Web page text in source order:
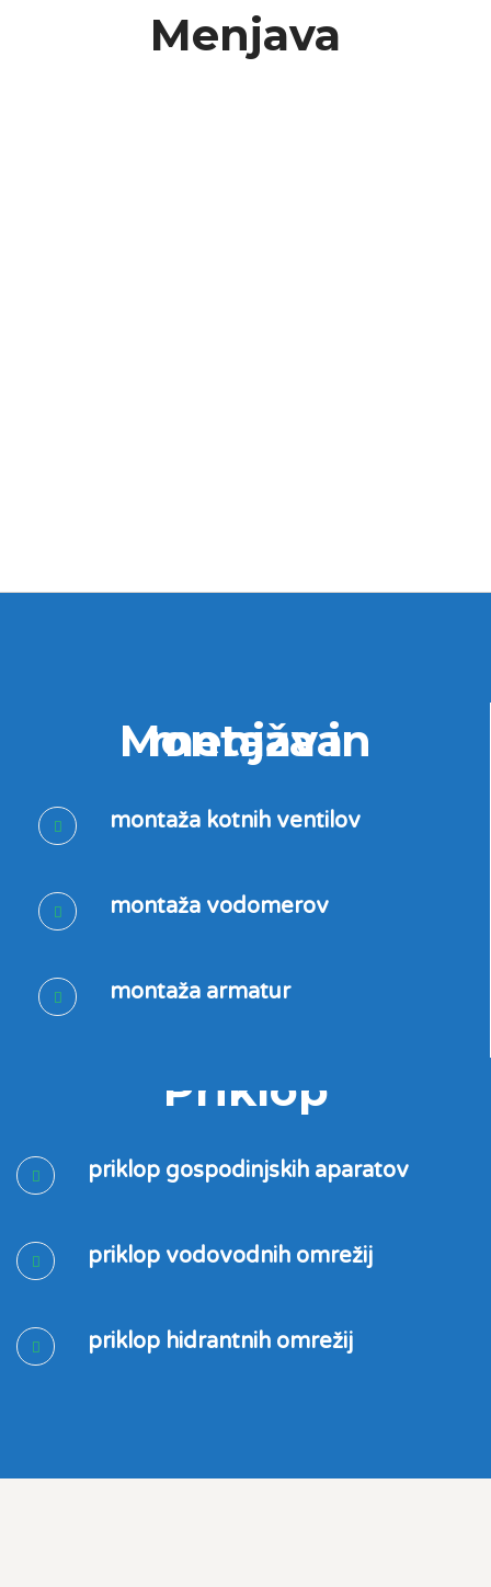
Menjava
Montaža in menjava
montaža kotnih ventilov
montaža vodomerov
montaža armatur
Priklop
priklop gospodinjskih aparatov
priklop vodovodnih omrežij
priklop hidrantnih omrežij